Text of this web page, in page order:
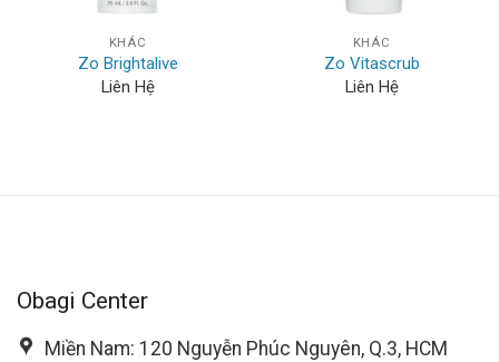
KHÁC
Zo Brightalive
Liên Hệ
KHÁC
Zo Vitascrub
Liên Hệ
Obagi Center
Miền Nam: 120 Nguyễn Phúc Nguyên, Q.3, HCM